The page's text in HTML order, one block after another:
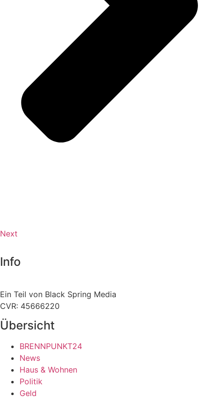
Next
Info
Ein Teil von Black Spring Media
CVR: 45666220
Übersicht
BRENNPUNKT24
News
Haus & Wohnen
Politik
Geld